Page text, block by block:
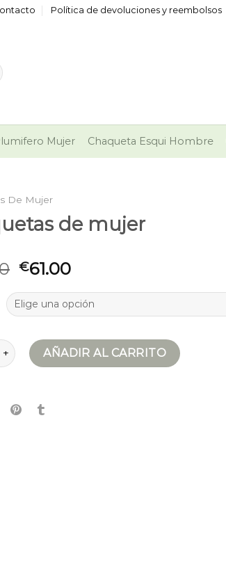
Política de devoluciones y reembolsos
Mujer Chaqueta Esqui Hombre
De Mujer
de mujer
€61.00
de mujer cantidad
AÑADIR AL CARRITO